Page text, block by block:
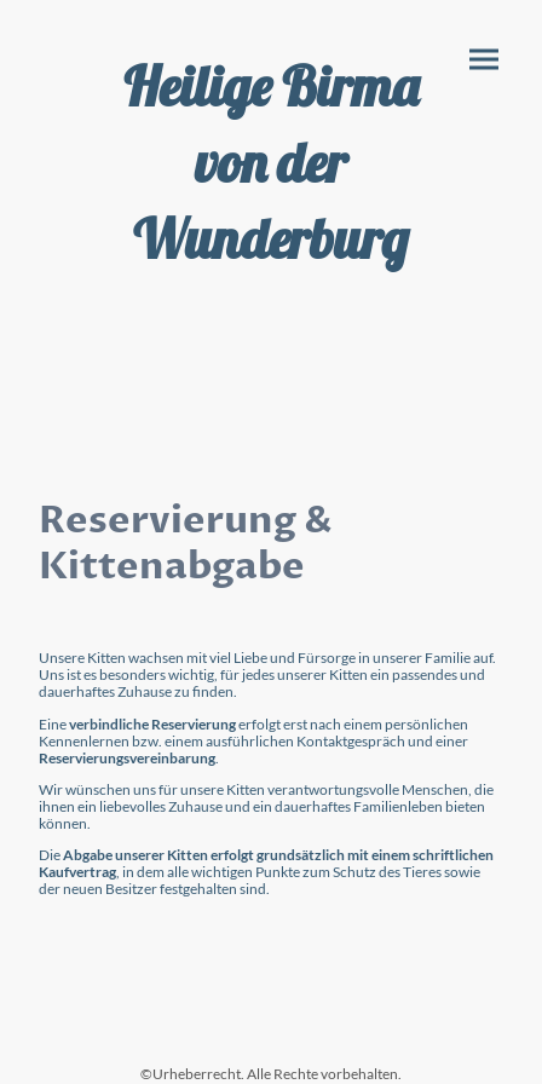
Heilige Birma
von der
Wunderburg
Reservierung &
Kittenabgabe
Unsere Kitten wachsen mit viel Liebe und Fürsorge in unserer Familie auf.
Uns ist es besonders wichtig, für jedes unserer Kitten ein passendes und
dauerhaftes Zuhause zu finden.
Eineverbindliche Reservierungerfolgt erst nach einem persönlichen
Kennenlernen bzw. einem ausführlichen Kontaktgespräch und einer
Reservierungsvereinbarung
Wir wünschen uns für unsere Kitten verantwortungsvolle Menschen, die
ihnen ein liebevolles Zuhause und ein dauerhaftes Familienleben bieten
können.
DieAbgabe unserer Kitten erfolgt grundsätzlich mit einem schriftlichen
Kaufvertrag, in dem alle wichtigen Punkte zum Schutz des Tieres sowie
der neuen Besitzer festgehalten sind.
©Urheberrecht. Alle Rechte vorbehalten.